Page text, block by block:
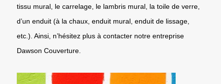
tissu mural, le carrelage, le lambris mural, la toile de verre,
d’un enduit (à la chaux, enduit mural, enduit de lissage,
etc.). Ainsi, n’hésitez plus à contacter notre entreprise
Dawson Couverture.